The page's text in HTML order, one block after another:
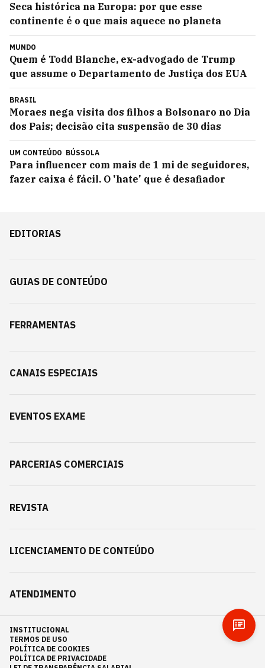
Seca histórica na Europa: por que esse
continente é o que mais aquece no planeta
MUNDO
Quem é Todd Blanche, ex-advogado de Trump
que assume o Departamento de Justiça dos EUA
BRASIL
Moraes nega visita dos filhos a Bolsonaro no Dia
dos Pais; decisão cita suspensão de 30 dias
UM CONTEÚDO BÚSSOLA
Para influencer com mais de 1 mi de seguidores,
fazer caixa é fácil. O 'hate' que é desafiador
EDITORIAS
GUIAS DE CONTEÚDO
FERRAMENTAS
CANAIS ESPECIAIS
EVENTOS EXAME
PARCERIAS COMERCIAIS
REVISTA
LICENCIAMENTO DE CONTEÚDO
ATENDIMENTO
INSTITUCIONAL
TERMOS DE USO
POLÍTICA DE COOKIES
POLÍTICA DE PRIVACIDADE